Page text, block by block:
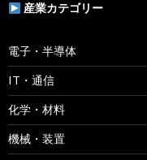
産業カテゴリー
電子・半導体
IT・通信
化学・材料
機械・装置